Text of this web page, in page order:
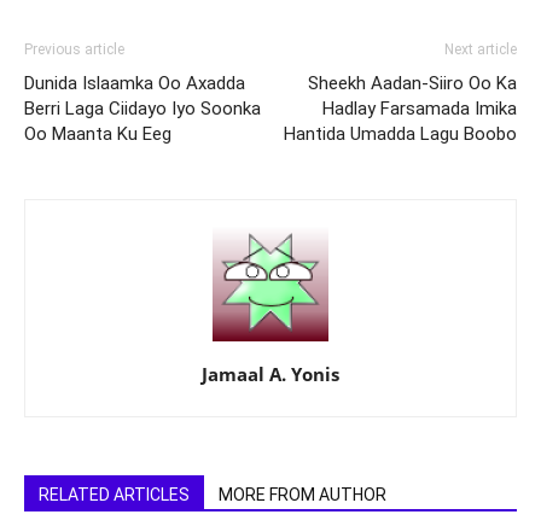
Previous article
Dunida Islaamka Oo Axadda
Berri Laga Ciidayo Iyo Soonka
Oo Maanta Ku Eeg
Next article
Sheekh Aadan-Siiro Oo Ka
Hadlay Farsamada Imika
Hantida Umadda Lagu Boobo
Jamaal A. Yonis
RELATED ARTICLES MORE FROM AUTHOR